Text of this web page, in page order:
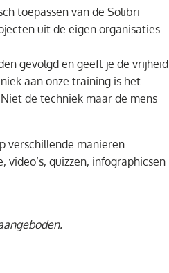
toepassen van de Solibri
uit de eigen organisaties.
gevolgd en geeft je de vrijheid
aan onze training is het
de techniek maar de mens
verschillende manieren
quizzen, infographicsen